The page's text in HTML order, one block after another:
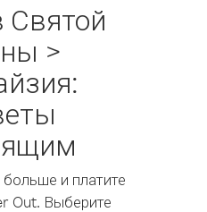
Святой
>
больше и платите
Out. Выберите